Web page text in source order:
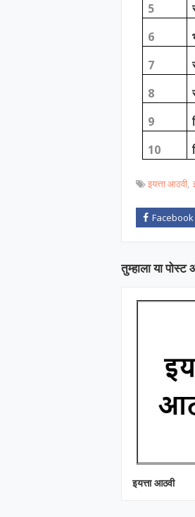
5
6
7
8
9
10
इयत्ता आठवी
तुम्‍हाला या
इयत्ता आठवी